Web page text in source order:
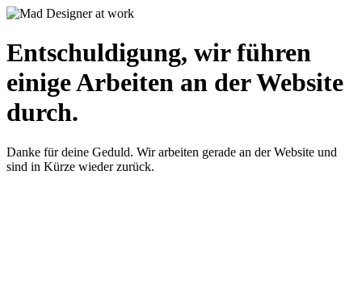
Entschuldigung, wir führen
einige Arbeiten an der Website
durch.
Danke für deine Geduld. Wir arbeiten gerade an der Website und
sind in Kürze wieder zurück.